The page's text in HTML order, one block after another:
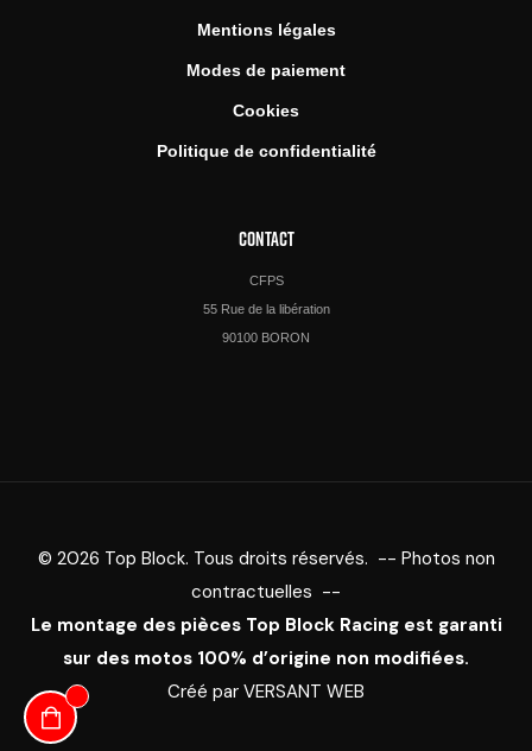
Mentions légales
Modes de paiement
Cookies
Politique de confidentialité
CONTACT
CFPS
55 Rue de la libération
90100 BORON
© 2026 Top Block. Tous droits réservés. -- Photos non
contractuelles --
Le montage des pièces Top Block Racing est garanti
sur des motos 100% d’origine non modifiées.
Créé par VERSANT WEB